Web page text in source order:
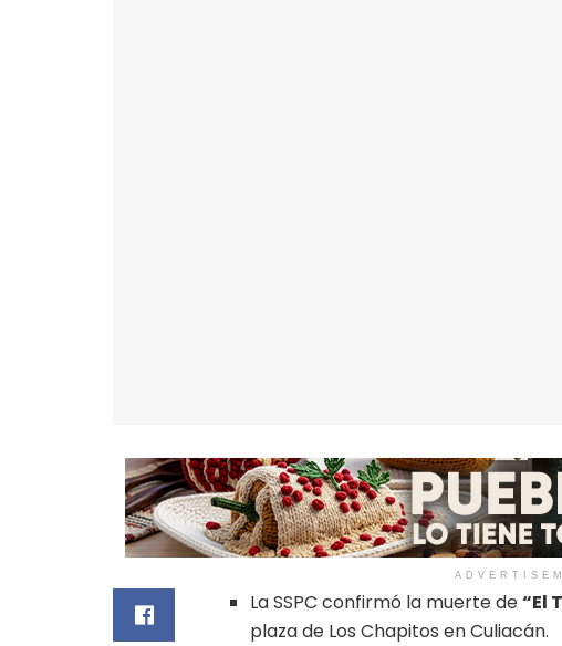
La SSPC confirmó la muerte de“El
plaza de Los Chapitos en Culiacán.